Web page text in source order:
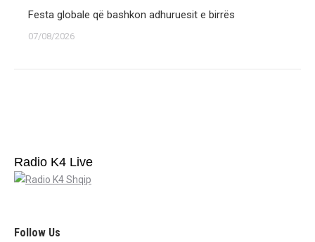
Festa globale që bashkon adhuruesit e birrës
07/08/2026
Radio K4 Live
Follow Us